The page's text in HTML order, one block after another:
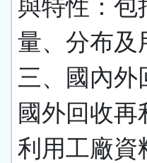
與特性：包
量、分布及
三、國內外
國外回收
利用工廠資